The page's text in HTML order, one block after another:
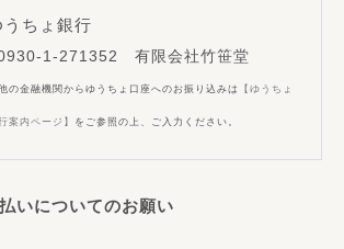
うちょ銀行
1-271352 有限会社竹笹堂
の金融機関からゆうちょ口座へのお振り込みは 【ゆうちょ
案内ページ】 をご参照の上、ご入力ください。
いについてのお願い